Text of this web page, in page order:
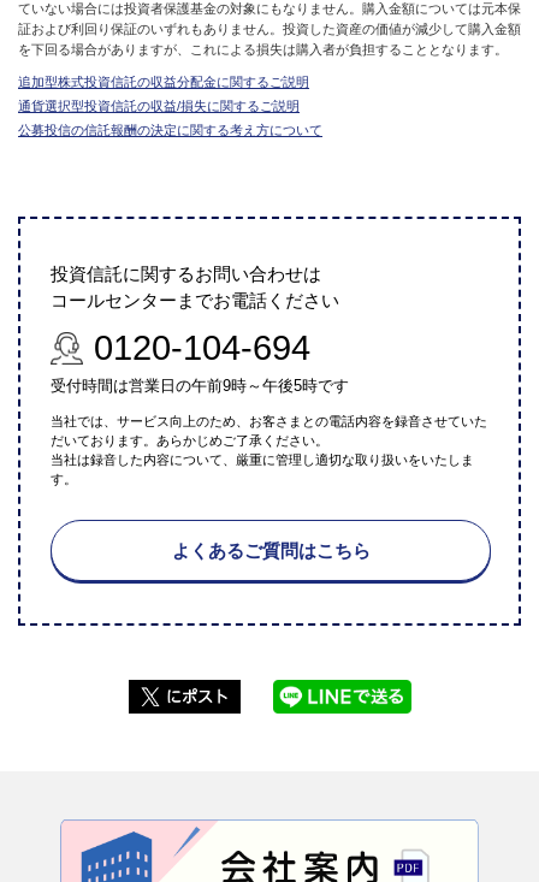
ていない場合には投資者保護基金の対象にもなりません。購入金額については元本保
証および利回り保証のいずれもありません。投資した資産の価値が減少して購入金額
を下回る場合がありますが、これによる損失は購入者が負担することとなります。
追加型株式投資信託の収益分配金に関するご説明
通貨選択型投資信託の収益/損失に関するご説明
公募投信の信託報酬の決定に関する考え方について
投資信託に関するお問い合わせは
コールセンターまでお電話ください
0120-104-694
受付時間は営業日の午前9時～午後5時です
当社では、サービス向上のため、お客さまとの電話内容を録音させていた
だいております。あらかじめご了承ください。
当社は録音した内容について、厳重に管理し適切な取り扱いをいたしま
す。
よくあるご質問はこちら